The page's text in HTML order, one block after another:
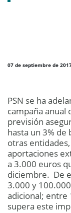
07 de septiembre de
PSN se ha
campaña anual
previsión
hasta un 3% de
otras
aportaciones
a 3.000 euros
diciembre. De
3.000 y
adicional; entre
supera este